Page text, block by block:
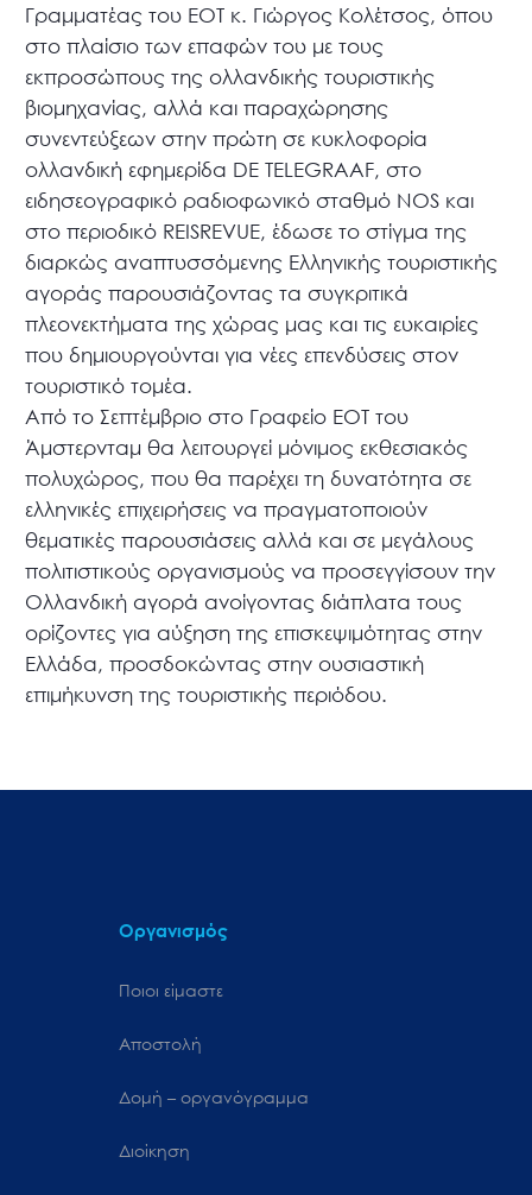
Γραμματέας του ΕΟΤ κ. Γιώργος Κολέτσος, όπου
στο πλαίσιο των επαφών του με τους
εκπροσώπους της ολλανδικής τουριστικής
βιομηχανίας, αλλά και παραχώρησης
συνεντεύξεων στην πρώτη σε κυκλοφορία
ολλανδική εφημερίδα DE TELEGRAAF, στο
ειδησεογραφικό ραδιοφωνικό σταθμό NOS και
στο περιοδικό REISREVUE, έδωσε το στίγμα της
διαρκώς αναπτυσσόμενης Ελληνικής τουριστικής
αγοράς παρουσιάζοντας τα συγκριτικά
πλεονεκτήματα της χώρας μας και τις ευκαιρίες
που δημιουργούνται για νέες επενδύσεις στον
τουριστικό τομέα.
Από το Σεπτέμβριο στο Γραφείο ΕΟΤ του
Άμστερνταμ θα λειτουργεί μόνιμος εκθεσιακός
πολυχώρος, που θα παρέχει τη δυνατότητα σε
ελληνικές επιχειρήσεις να πραγματοποιούν
θεματικές παρουσιάσεις αλλά και σε μεγάλους
πολιτιστικούς οργανισμούς να προσεγγίσουν την
Ολλανδική αγορά ανοίγοντας διάπλατα τους
ορίζοντες για αύξηση της επισκεψιμότητας στην
Ελλάδα, προσδοκώντας στην ουσιαστική
επιμήκυνση της τουριστικής περιόδου.
Οργανισμός
Ποιοι είμαστε
Αποστολή
Δομή – οργανόγραμμα
Διοίκηση